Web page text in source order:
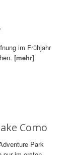
im Frühjahr
[mehr]
Como
Park